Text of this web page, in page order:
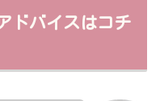
ドバイスはコチ